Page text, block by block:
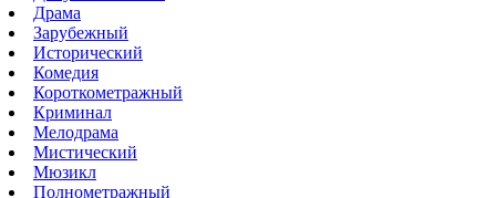
Драма
Зарубежный
Исторический
Комедия
Короткометражный
Криминал
Мелодрама
Мистический
Мюзикл
Полнометражный